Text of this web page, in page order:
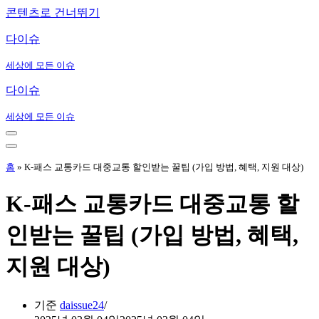
콘텐츠로 건너뛰기
다이슈
세상에 모든 이슈
다이슈
세상에 모든 이슈
내
비
게
메
내
비
션
뉴
홈 » K-패스 교통카드 대중교통 할인받는 꿀팁 (가입 방법, 혜택, 지원 대상)
K-패스 교통카드 대중교통 할
인받는 꿀팁 (가입 방법, 혜택,
지원 대상)
기준 daissue24